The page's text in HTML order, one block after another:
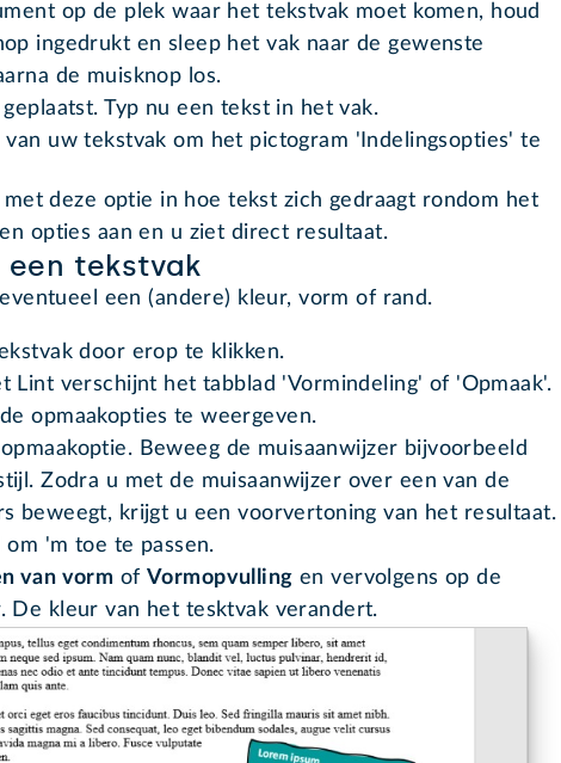
op de plek waar het tekstvak moet komen, houd
ingedrukt en sleep het vak naar de gewenste
de muisknop los.
Typ nu een tekst in het vak.
van uw tekstvak om het pictogram 'Indelingsopties' te
met deze optie in hoe tekst zich gedraagt rondom het
opties aan en u ziet direct resultaat.
een tekstvak
een (andere) kleur, vorm of rand.
door erop te klikken.
Lint verschijnt het tabblad 'Vormindeling' of 'Opmaak'.
opmaakopties te weergeven.
Beweeg de muisaanwijzer bijvoorbeeld
Zodra u met de muisaanwijzer over een van de
beweegt, krijgt u een voorvertoning van het resultaat.
om 'm toe te passen.
van vorm of Vormopvulling en vervolgens op de
De kleur van het tesktvak verandert.